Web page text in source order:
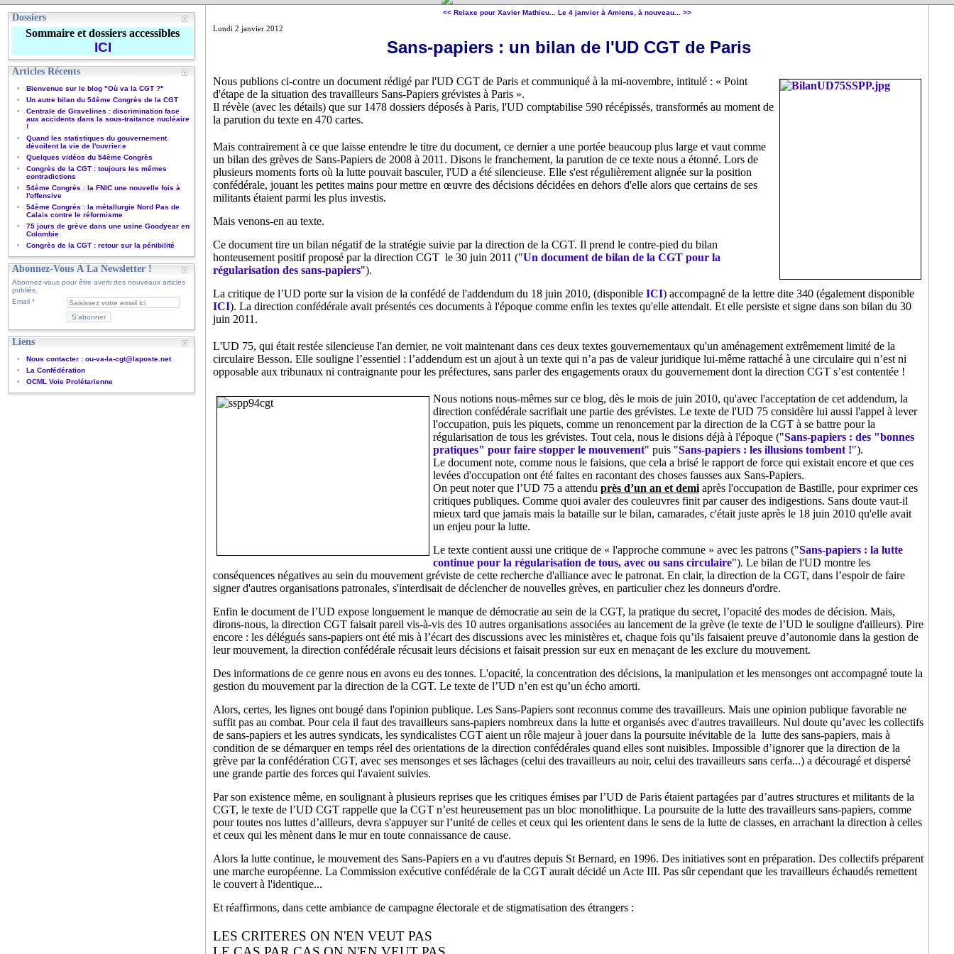
Dossiers
Sommaire et dossiers accessibles
ICI
Articles Récents
Bienvenue sur le blog "Où va la CGT ?"
Un autre bilan du 54ème Congrès de la CGT
Centrale de Gravelines : discrimination face
aux accidents dans la sous-traitance nucléaire
!
Quand les statistiques du gouvernement
dévoilent la vie de l'ouvrier.e
Quelques vidéos du 54ème Congrès
Congrès de la CGT : toujours les mêmes
contradictions
54ème Congrès : la FNIC une nouvelle fois à
l'offensive
54ème Congrès : la métallurgie Nord Pas de
Calais contre le réformisme
75 jours de grève dans une usine Goodyear en
Colombie
Congrès de la CGT : retour sur la pénibilité
Abonnez-Vous À La Newsletter !
Abonnez-vous pour être averti des nouveaux articles
publiés.
Email
Liens
Nous contacter : ou-va-la-cgt@laposte.net
La Confédération
OCML Voie Prolétarienne
<< Relaxe pour Xavier Mathieu... Le 4 janvier à Amiens, à nouveau... >>
Lundi 2 janvier 2012
Sans-papiers : un bilan de l'UD CGT de Paris
Nous publions ci-contre un document rédigé par l'UD CGT de Paris et communiqué à la mi-novembre, intitulé : « Point
d'étape de la situation des travailleurs Sans-Papiers grévistes à Paris ».
Il révèle (avec les détails) que sur 1478 dossiers déposés à Paris, l'UD comptabilise 590 récépissés, transformés au moment de
la parution du texte en 470 cartes.
Mais contrairement à ce que laisse entendre le titre du document, ce dernier a une portée beaucoup plus large et vaut comme
un bilan des grèves de Sans-Papiers de 2008 à 2011. Disons le franchement, la parution de ce texte nous a étonné. Lors de
plusieurs moments forts où la lutte pouvait basculer, l'UD a été silencieuse. Elle s'est régulièrement alignée sur la position
confédérale, jouant les petites mains pour mettre en œuvre des décisions décidées en dehors d'elle alors que certains de ses
militants étaient parmi les plus investis.
Mais venons-en au texte.
Ce document tire un bilan négatif de la stratégie suivie par la direction de la CGT. Il prend le contre-pied du bilan
honteusement positif proposé par la direction CGT le 30 juin 2011 ("Un document de bilan de la CGT pour la
régularisation des sans-papiers").
La critique de l’UD porte sur la vision de la confédé de l'addendum du 18 juin 2010, (disponible ICI) accompagné de la lettre dite 340 (également disponible
ICI). La direction confédérale avait présentés ces documents à l'époque comme enfin les textes qu'elle attendait. Et elle persiste et signe dans son bilan du 30
juin 2011.
L'UD 75, qui était restée silencieuse l'an dernier, ne voit maintenant dans ces deux textes gouvernementaux qu'un aménagement extrêmement limité de la
circulaire Besson. Elle souligne l’essentiel : l’addendum est un ajout à un texte qui n’a pas de valeur juridique lui-même rattaché à une circulaire qui n’est ni
opposable aux tribunaux ni contraignante pour les préfectures, sans parler des engagements oraux du gouvernement dont la direction CGT s’est contentée !
Nous notions nous-mêmes sur ce blog, dès le mois de juin 2010, qu'avec l'acceptation de cet addendum, la
direction confédérale sacrifiait une partie des grévistes. Le texte de l'UD 75 considère lui aussi l'appel à lever
l'occupation, puis les piquets, comme un renoncement par la direction de la CGT à se battre pour la
régularisation de tous les grévistes. Tout cela, nous le disions déjà à l'époque ("Sans-papiers : des "bonnes
pratiques" pour faire stopper le mouvement" puis "Sans-papiers : les illusions tombent !").
Le document note, comme nous le faisions, que cela a brisé le rapport de force qui existait encore et que ces
levées d'occupation ont été faites en racontant des choses fausses aux Sans-Papiers.
On peut noter que l’UD 75 a attendu près d’un an et demiaprès l'occupation de Bastille, pour exprimer ces
critiques publiques. Comme quoi avaler des couleuvres finit par causer des indigestions. Sans doute vaut-il
mieux tard que jamais mais la bataille sur le bilan, camarades, c'était juste après le 18 juin 2010 qu'elle avait
un enjeu pour la lutte.
Le texte contient aussi une critique de « l'approche commune » avec les patrons ("Sans-papiers : la lutte
continue pour la régularisation de tous, avec ou sans circulaire"). Le bilan de l'UD montre les
conséquences négatives au sein du mouvement gréviste de cette recherche d'alliance avec le patronat. En clair, la direction de la CGT, dans l’espoir de faire
signer d'autres organisations patronales, s'interdisait de déclencher de nouvelles grèves, en particulier chez les donneurs d'ordre.
Enfin le document de l’UD expose longuement le manque de démocratie au sein de la CGT, la pratique du secret, l’opacité des modes de décision. Mais,
dirons-nous, la direction CGT faisait pareil vis-à-vis des 10 autres organisations associées au lancement de la grève (le texte de l’UD le souligne d'ailleurs). Pire
encore : les délégués sans-papiers ont été mis à l’écart des discussions avec les ministères et, chaque fois qu’ils faisaient preuve d’autonomie dans la gestion de
leur mouvement, la direction confédérale récusait leurs décisions et faisait pression sur eux en menaçant de les exclure du mouvement.
Des informations de ce genre nous en avons eu des tonnes. L'opacité, la concentration des décisions, la manipulation et les mensonges ont accompagné toute la
gestion du mouvement par la direction de la CGT. Le texte de l’UD n’en est qu’un écho amorti.
Alors, certes, les lignes ont bougé dans l'opinion publique. Les Sans-Papiers sont reconnus comme des travailleurs. Mais une opinion publique favorable ne
suffit pas au combat. Pour cela il faut des travailleurs sans-papiers nombreux dans la lutte et organisés avec d'autres travailleurs. Nul doute qu’avec les collectifs
de sans-papiers et les autres syndicats, les syndicalistes CGT aient un rôle majeur à jouer dans la poursuite inévitable de la lutte des sans-papiers, mais à
condition de se démarquer en temps réel des orientations de la direction confédérales quand elles sont nuisibles. Impossible d’ignorer que la direction de la
grève par la confédération CGT, avec ses mensonges et ses lâchages (celui des travailleurs au noir, celui des travailleurs sans cerfa...) a découragé et dispersé
une grande partie des forces qui l'avaient suivies.
Par son existence même, en soulignant à plusieurs reprises que les critiques émises par l’UD de Paris étaient partagées par d’autres structures et militants de la
CGT, le texte de l’UD CGT rappelle que la CGT n’est heureusement pas un bloc monolithique. La poursuite de la lutte des travailleurs sans-papiers, comme
pour toutes nos luttes d’ailleurs, devra s'appuyer sur l’unité de celles et ceux qui les orientent dans le sens de la lutte de classes, en arrachant la direction à celles
et ceux qui les mènent dans le mur en toute connaissance de cause.
Alors la lutte continue, le mouvement des Sans-Papiers en a vu d'autres depuis St Bernard, en 1996. Des initiatives sont en préparation. Des collectifs préparent
une marche européenne. La Commission exécutive confédérale de la CGT aurait décidé un Acte III. Pas sûr cependant que les travailleurs échaudés remettent
le couvert à l'identique...
Et réaffirmons, dans cette ambiance de campagne électorale et de stigmatisation des étrangers :
LES CRITERES ON N'EN VEUT PAS